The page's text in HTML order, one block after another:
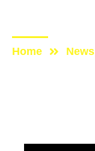
Home News